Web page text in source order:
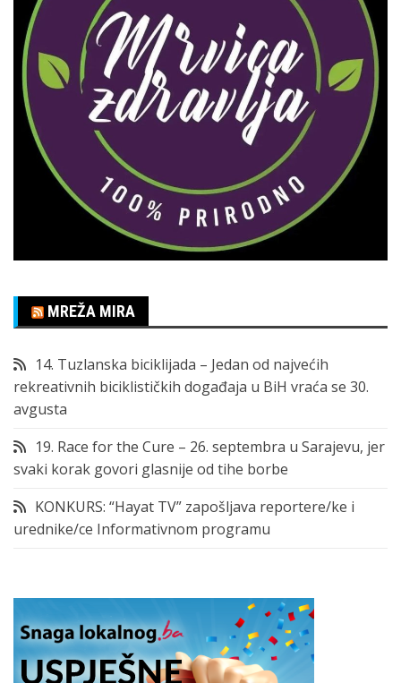
MREŽA MIRA
14. Tuzlanska biciklijada – Jedan od najvećih
rekreativnih biciklističkih događaja u BiH vraća se 30.
avgusta
19. Race for the Cure – 26. septembra u Sarajevu, jer
svaki korak govori glasnije od tihe borbe
KONKURS: “Hayat TV” zapošljava reportere/ke i
urednike/ce Informativnom programu